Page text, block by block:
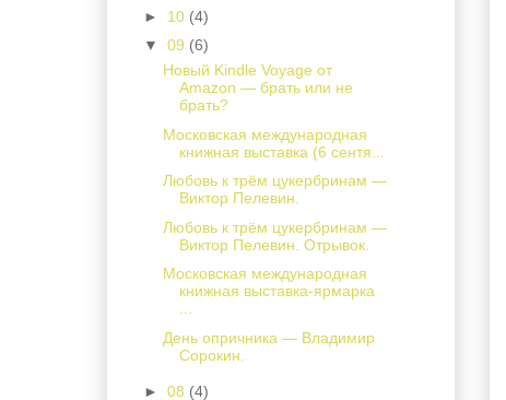
► 10 (4)
▼ 09 (6)
Новый Kindle Voyage от
Amazon — брать или не
брать?
Московская международная
книжная выставка (6 сентя...
Любовь к трём цукербринам —
Виктор Пелевин.
Любовь к трём цукербринам —
Виктор Пелевин. Отрывок.
Московская международная
книжная выставка-ярмарка
День опричника — Владимир
Сорокин.
► 08 (4)